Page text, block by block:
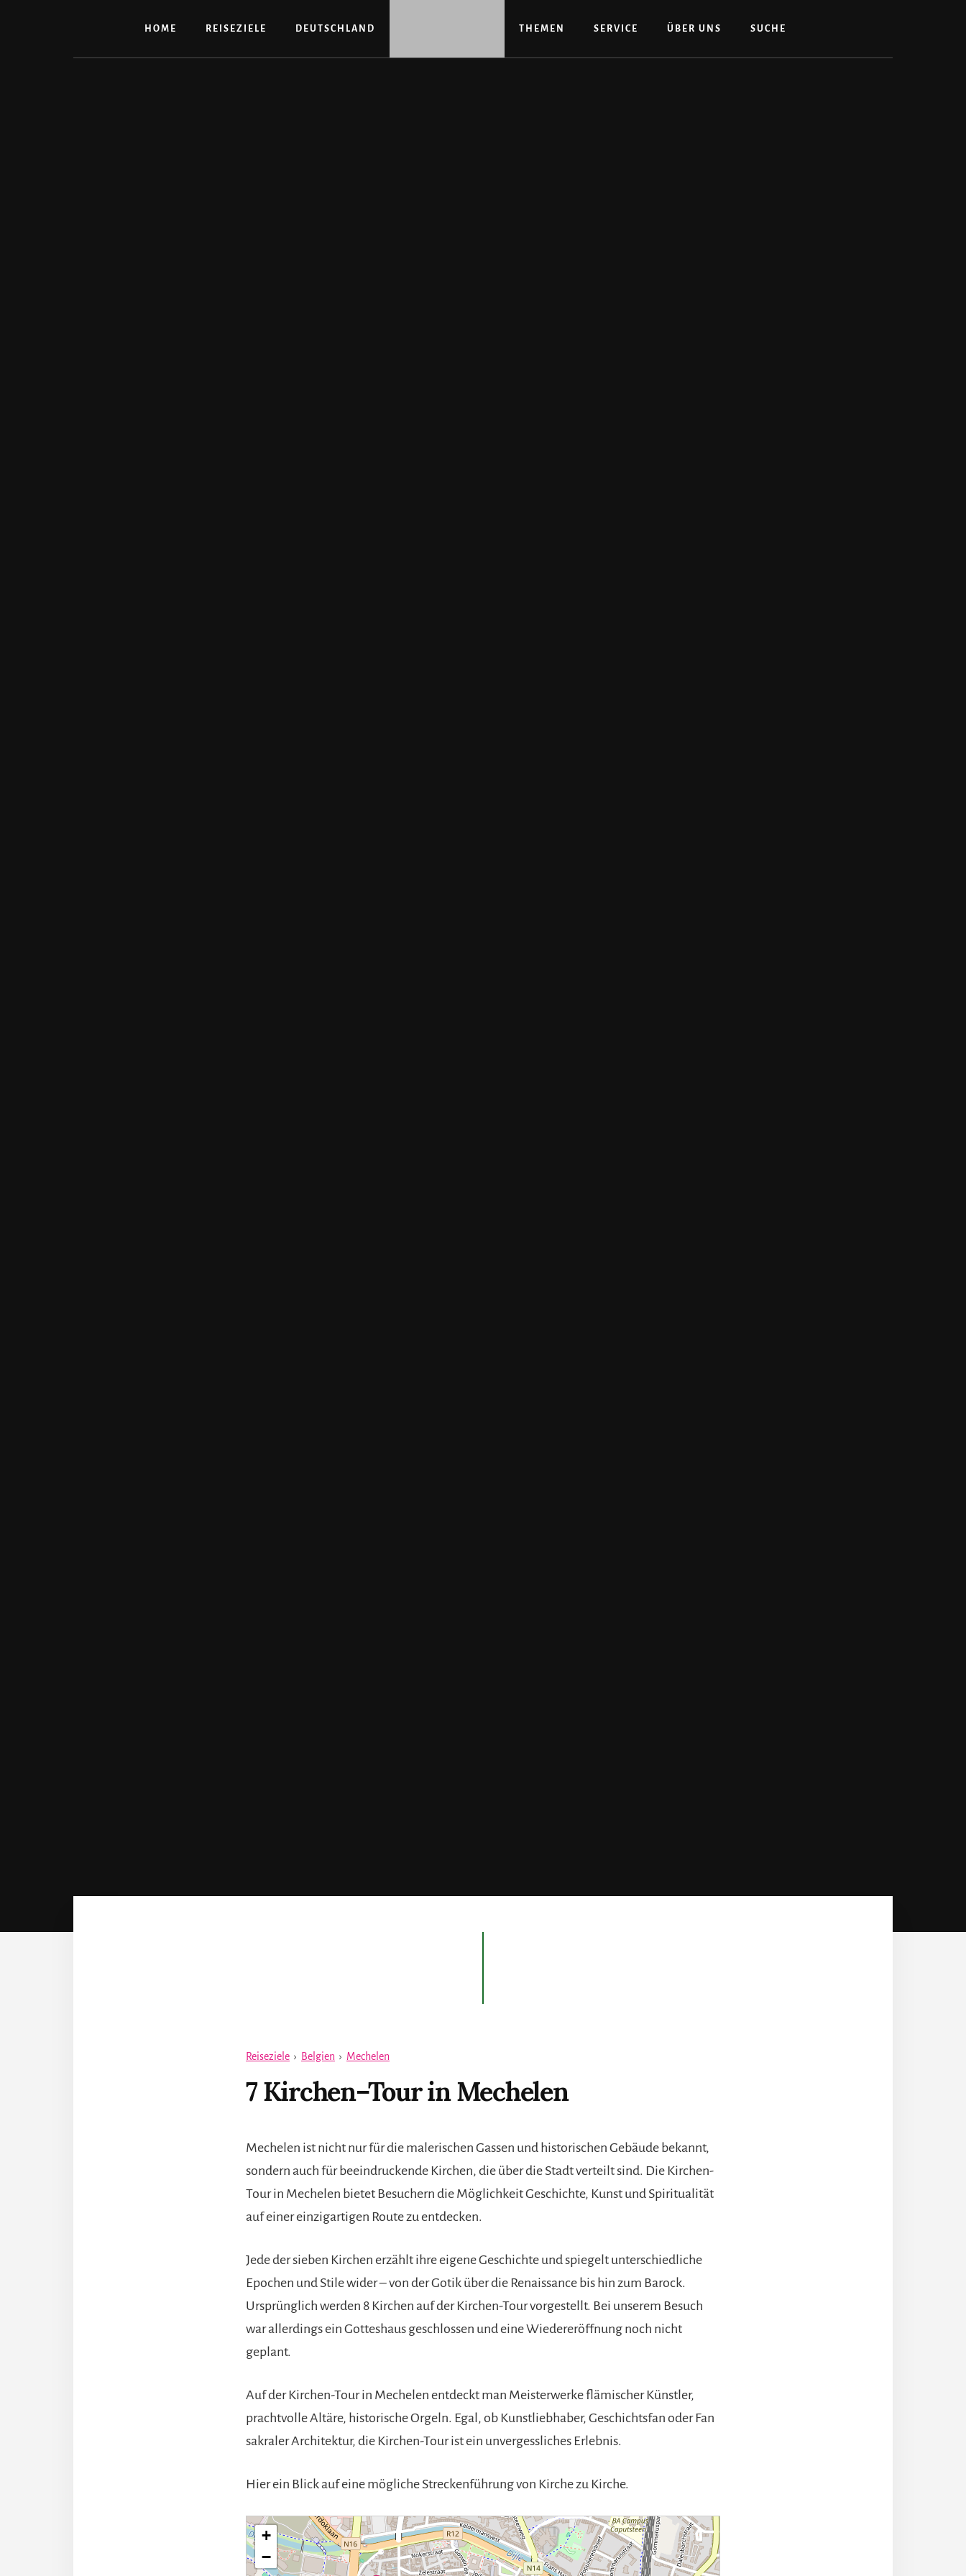
HOME REISEZIELE DEUTSCHLAND THEMEN SERVICE ÜBER UNS SUCHE
Reiseziele › Belgien › Mechelen
7 Kirchen–Tour in Mechelen
Mechelen ist nicht nur für die malerischen Gassen und historischen Gebäude bekannt,
sondern auch für beeindruckende Kirchen, die über die Stadt verteilt sind. Die Kirchen-
Tour in Mechelen bietet Besuchern die Möglichkeit Geschichte, Kunst und Spiritualität
auf einer einzigartigen Route zu entdecken.
Jede der sieben Kirchen erzählt ihre eigene Geschichte und spiegelt unterschiedliche
Epochen und Stile wider – von der Gotik über die Renaissance bis hin zum Barock.
Ursprünglich werden 8 Kirchen auf der Kirchen-Tour vorgestellt. Bei unserem Besuch
war allerdings ein Gotteshaus geschlossen und eine Wiedereröffnung noch nicht
geplant.
Auf der Kirchen-Tour in Mechelen entdeckt man Meisterwerke flämischer Künstler,
prachtvolle Altäre, historische Orgeln. Egal, ob Kunstliebhaber, Geschichtsfan oder Fan
sakraler Architektur, die Kirchen-Tour ist ein unvergessliches Erlebnis.
Hier ein Blick auf eine mögliche Streckenführung von Kirche zu Kirche.
+
−